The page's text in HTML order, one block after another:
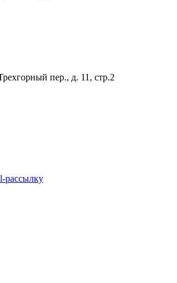
пер., д. 11, стр.2
рассылку